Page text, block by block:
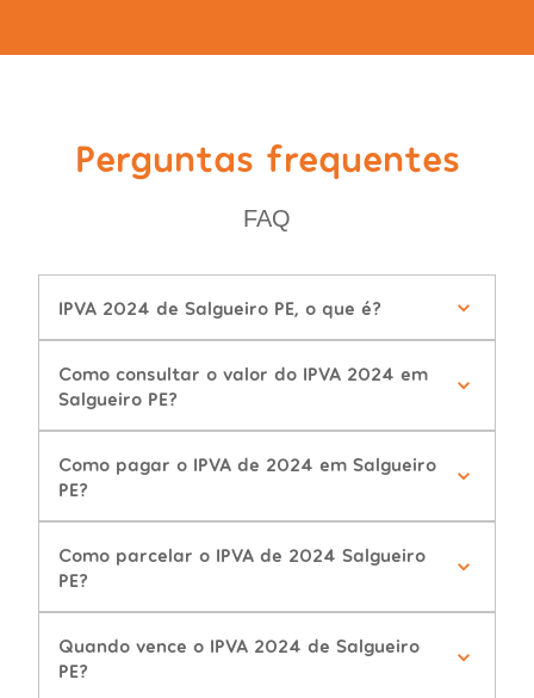
Perguntas frequentes
FAQ
IPVA 2024 de Salgueiro PE, o que é?
Como consultar o valor do IPVA 2024 em
Salgueiro PE?
Como pagar o IPVA de 2024 em Salgueiro
PE?
Como parcelar o IPVA de 2024 Salgueiro
PE?
Quando vence o IPVA 2024 de Salgueiro
PE?